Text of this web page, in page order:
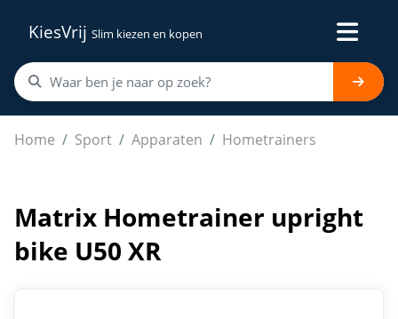
KiesVrij Slim kiezen en kopen
Home Sport Apparaten Hometrainers
Matrix Hometrainer upright bike U50 XR
Matrix Hometrainer upright
bike U50 XR